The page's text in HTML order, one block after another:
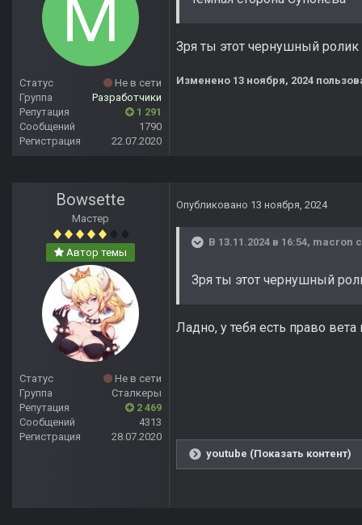
Статус
Не в сети
Группа
Разработчики
Репутация
1 291
Сообщений
1790
Регистрация
22.07.2020
Зря ты этот чернушный
Изменено 13 ноября, 2024
Bowsette
Мастер
Автор темы
Статус
Не в сети
Группа
Сталкеры
Репутация
2 469
Сообщений
4313
Регистрация
28.07.2020
Опубликовано 13 ноября, 2024
В 13.11.2024 в 16:54, macron
Зря ты этот чернушный
Ладно, у тебя есть право вета
youtube (Показать контент)